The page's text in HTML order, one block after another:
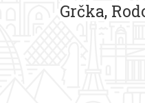
Grčka,